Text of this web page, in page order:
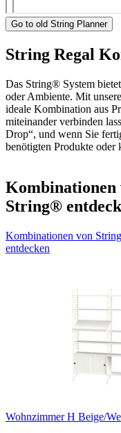
Go to old String Planner
String Regal
Das String® System
oder Ambiente. Mit
ideale Kombination aus
miteinander verbinden
Drop“, und wenn Sie
benötigten Produkte oder
Kombinationen
String®
Kombinationen von
entdecken
Wohnzimmer H Beige/